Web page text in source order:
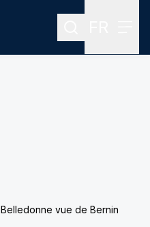
Rechercher
Belledonne vue de Bernin